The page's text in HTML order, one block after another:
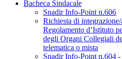
Bacheca Sindacale
Snadir Info-Point n.606
Richiesta di
Regolamento d’Istituto
degli Organi Collegiali
telematica o mista
Snadir Info-Point n.604